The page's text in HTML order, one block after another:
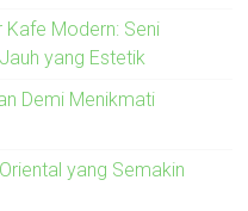
Kafe Modern: Seni
yang Estetik
Demi Menikmati
yang Semakin